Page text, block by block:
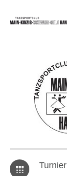
Turnier